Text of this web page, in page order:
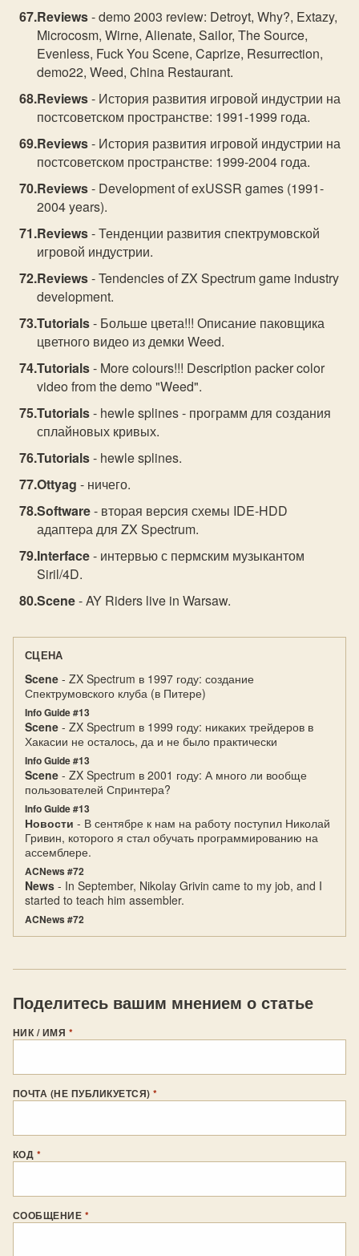
Reviews- demo 2003 review: Detroyt, Why?, Extazy,
Microcosm, Wirne, Alienate, Sailor, The Source,
Evenless, Fuck You Scene, Caprize, Resurrection,
demo22, Weed, China Restaurant.
Reviews- История развития игровой индустрии на
постсоветском пространстве: 1991-1999 года.
Reviews- История развития игровой индустрии на
постсоветском пространстве: 1999-2004 года.
Reviews- Development of exUSSR games (1991-
2004 years).
Reviews- Тенденции развития спектрумовской
игровой индустрии.
Reviews- Tendencies of ZX Spectrum game industry
development.
Tutorials- Больше цвета!!! Описание паковщика
цветного видео из демки Weed.
Tutorials- More colours!!! Description packer color
video from the demo "Weed".
Tutorials- hewle splines - программ для создания
сплайновых кривых.
Tutorials- hewle splines.
Ottyag - ничего.
Software- втоpая веpсия схемы IDE-HDD
адаптеpа для ZX Spectrum.
Interface- интервью с пермским музыкантом
Siril/4D.
Scene- AY Riders live in Warsaw.
СЦЕНА
Scene - ZX Spectrum в 1997 году: создание
Спектрумовского клуба (в Питере)
Info Guide #13
Scene - ZX Spectrum в 1999 году: никаких трейдеров в
Хакасии не осталось, да и не было практически
Info Guide #13
Scene - ZX Spectrum в 2001 году: А много ли вообще
пользователей Спpинтеpа?
Info Guide #13
Новости - В сентябре к нам на работу поступил Николай
Гривин, которого я стал обучать программированию на
ассемблере.
ACNews #72
News - In September, Nikolay Grivin came to my job, and I
started to teach him assembler.
ACNews #72
Поделитесь вашим мнением о статье
НИК / ИМЯ *
ПОЧТА (НЕ ПУБЛИКУЕТСЯ)*
КОД *
СООБЩЕНИЕ *